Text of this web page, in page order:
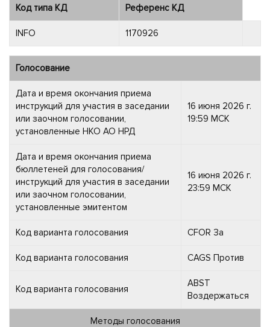
Код типа КД Референс КД
INFO 1170926
Голосование
Дата и время окончания приема
инструкций для участия в заседании
или заочном голосовании,
установленные НКО АО НРД
16 июня 2026 г.
19:59 МСК
Дата и время окончания приема
бюллетеней для голосования/
инструкций для участия в заседании
или заочном голосовании,
установленные эмитентом
16 июня 2026 г.
23:59 МСК
Код варианта голосования CFOR За
Код варианта голосования CAGS Против
Код варианта голосования
ABST
Воздержаться
Методы голосования